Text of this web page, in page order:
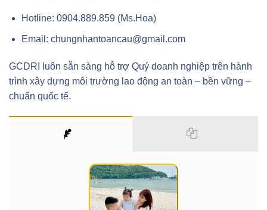
Hotline: 0904.889.859 (Ms.Hoa)
Email: chungnhantoancau@gmail.com
GCDRI luôn sẵn sàng hỗ trợ Quý doanh nghiệp trên hành
trình xây dựng môi trường lao động an toàn – bền vững –
chuẩn quốc tế.